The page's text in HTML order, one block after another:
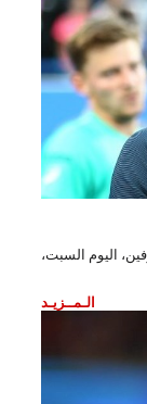
اليوم السبت،
الـمــزيـد